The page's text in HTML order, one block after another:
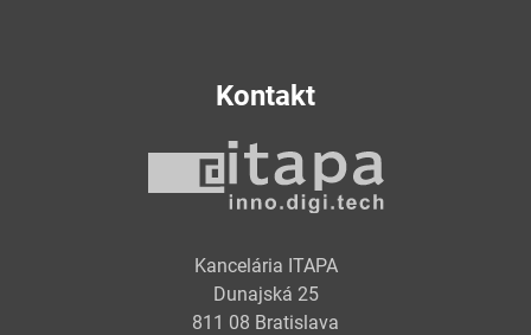
Kontakt
Kancelária ITAPA
Dunajská 25
811 08 Bratislava